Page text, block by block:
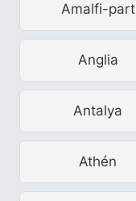
Amalfi-part
Anglia
Antalya
Athén